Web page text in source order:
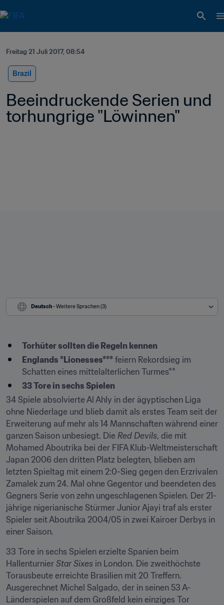
Freitag 21 Juli 2017, 08:54
Brazil
Beeindruckende Serien und
torhungrige "Löwinnen"
Deutsch - Weitere Sprachen (3)
Torhüter sollten die Regeln kennen
Englands *Lionesses*** feiern Rekordsieg im
Schatten eines mittelalterlichen Turmes**
33 Tore in sechs Spielen
34 Spiele absolvierte Al Ahly in der ägyptischen Liga
ohne Niederlage und blieb damit als erstes Team seit der
Erweiterung auf mehr als 14 Mannschaften während einer
ganzen Saison unbesiegt. Die Red Devils, die mit
Mohamed Aboutrika bei der FIFA Klub-Weltmeisterschaft
Japan 2006 den dritten Platz belegten, blieben am
letzten Spieltag mit einem 2:0-Sieg gegen den Erzrivalen
Zamalek zum 24. Mal ohne Gegentor und beendeten des
Gegners Serie von zehn ungeschlagenen Spielen. Der 21-
jährige nigerianische Stürmer Junior Ajayi traf als erster
Spieler seit Aboutrika 2004/05 in zwei Kairoer Derbys in
einer Saison.
33 Tore in sechs Spielen erzielte Spanien beim
Hallenturnier Star Sixes in London. Die zweithöchste
Torausbeute erreichte Brasilien mit 20 Treffern.
Ausgerechnet Michel Salgado, der in seinen 53 A-
Länderspielen auf dem Großfeld kein einziges Tor